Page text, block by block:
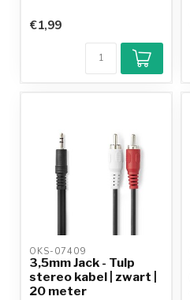
€1,99
OKS-07409
3,5mm Jack - Tulp
stereo kabel | zwart |
20 meter